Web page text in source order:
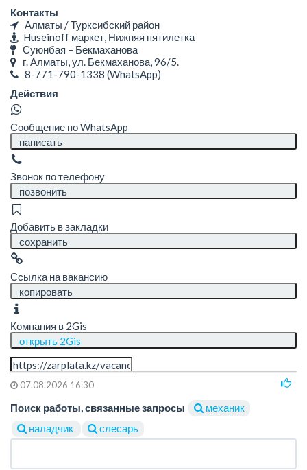
Контакты
Алматы / Турксибский район
Huseinoff маркет, Нижняя пятилетка
Суюнбая – Бекмаханова
г. Алматы, ул. Бекмаханова, 96/5.
8-771-790-1338 (WhatsApp)
Действия
Сообщение по WhatsApp
написать
Звонок по телефону
позвонить
Добавить в закладки
сохранить
Ссылка на вакансию
копировать
Компания в 2Gis
открыть 2Gis
07.08.2026 16:30
Поиск работы, связанные запросы
механик
наладчик
слесарь